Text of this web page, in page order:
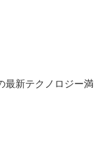
最新テクノロジー満